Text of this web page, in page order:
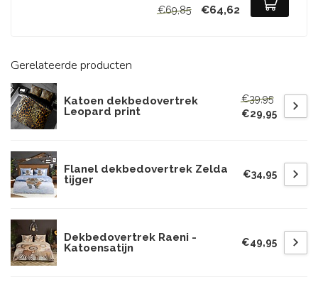
€69,85
€64,62
Gerelateerde producten
Katoen dekbedovertrek
Leopard print
€39,95
€29,95
Flanel dekbedovertrek Zelda
tijger
€34,95
Dekbedovertrek Raeni -
Katoensatijn
€49,95